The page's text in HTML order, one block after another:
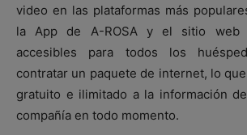
video en las plataformas más
la App de A-ROSA y el sitio web
accesibles para todos los
contratar un paquete de internet, lo
gratuito e ilimitado a la información
compañía en todo momento.